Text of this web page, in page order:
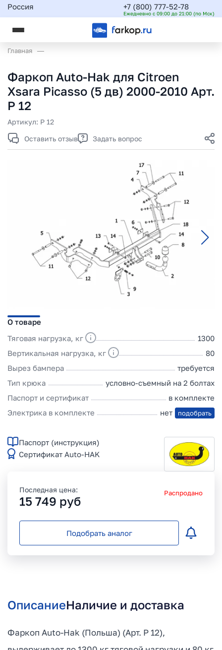
Россия +7 (800) 777-52-78
Ежедневно с 09:00 до 21:00 (по Мск)
Главная
Фаркоп Auto-Hak для Citroen
Xsara Picasso (5 дв) 2000-2010 Арт.
P 12
Артикул: P 12
Оставить отзыв
Задать вопрос
О товаре
Тяговая нагрузка, кг
1300
Вертикальная нагрузка, кг
80
Вырез бампера
требуется
Тип крюка
условно-съемный на 2 болтах
Паспорт и сертификат
в комплекте
Электрика в комплекте
нет подобрать
Паспорт (инструкция)
Сертификат Auto-HAK
Последная цена:
15 749 руб
Распродано
Подобрать аналог
ОписаниеНаличие и доставка
Фаркоп Auto-Hak (Польша) (Арт. P 12),